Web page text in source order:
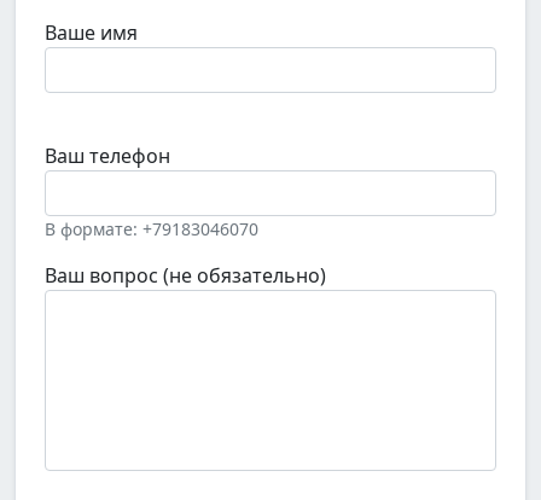
Ваше имя
Ваш телефон
В формате: +79183046070
Ваш вопрос (не обязательно)